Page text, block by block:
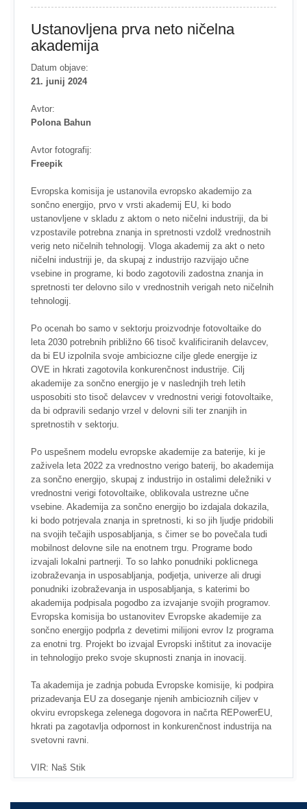
Ustanovljena prva neto ničelna
akademija
Datum objave:
21. junij 2024
Avtor:
Polona Bahun
Avtor fotografij:
Freepik
Evropska komisija je ustanovila evropsko akademijo za
sončno energijo, prvo v vrsti akademij EU, ki bodo
ustanovljene v skladu z aktom o neto ničelni industriji, da bi
vzpostavile potrebna znanja in spretnosti vzdolž vrednostnih
verig neto ničelnih tehnologij. Vloga akademij za akt o neto
ničelni industriji je, da skupaj z industrijo razvijajo učne
vsebine in programe, ki bodo zagotovili zadostna znanja in
spretnosti ter delovno silo v vrednostnih verigah neto ničelnih
tehnologij.
Po ocenah bo samo v sektorju proizvodnje fotovoltaike do
leta 2030 potrebnih približno 66 tisoč kvalificiranih delavcev,
da bi EU izpolnila svoje ambiciozne cilje glede energije iz
OVE in hkrati zagotovila konkurenčnost industrije. Cilj
akademije za sončno energijo je v naslednjih treh letih
usposobiti sto tisoč delavcev v vrednostni verigi fotovoltaike,
da bi odpravili sedanjo vrzel v delovni sili ter znanjih in
spretnostih v sektorju.
Po uspešnem modelu evropske akademije za baterije, ki je
zaživela leta 2022 za vrednostno verigo baterij, bo akademija
za sončno energijo, skupaj z industrijo in ostalimi deležniki v
vrednostni verigi fotovoltaike, oblikovala ustrezne učne
vsebine. Akademija za sončno energijo bo izdajala dokazila,
ki bodo potrjevala znanja in spretnosti, ki so jih ljudje pridobili
na svojih tečajih usposabljanja, s čimer se bo povečala tudi
mobilnost delovne sile na enotnem trgu. Programe bodo
izvajali lokalni partnerji. To so lahko ponudniki poklicnega
izobraževanja in usposabljanja, podjetja, univerze ali drugi
ponudniki izobraževanja in usposabljanja, s katerimi bo
akademija podpisala pogodbo za izvajanje svojih programov.
Evropska komisija bo ustanovitev Evropske akademije za
sončno energijo podprla z devetimi milijoni evrov Iz programa
za enotni trg. Projekt bo izvajal Evropski inštitut za inovacije
in tehnologijo preko svoje skupnosti znanja in inovacij.
Ta akademija je zadnja pobuda Evropske komisije, ki podpira
prizadevanja EU za doseganje njenih ambicioznih ciljev v
okviru evropskega zelenega dogovora in načrta REPowerEU,
hkrati pa zagotavlja odpornost in konkurenčnost industrija na
svetovni ravni.
VIR: Naš Stik